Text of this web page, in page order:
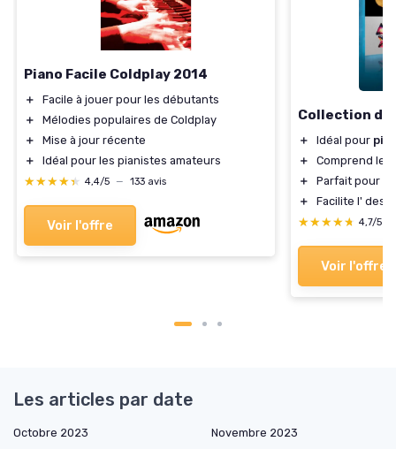
Piano Facile Coldplay 2014
＋
Facile à jouer pour les débutants
＋
Mélodies populaires de Coldplay
＋
Mise à jour récente
＋
Idéal pour les pianistes amateurs
★★★★★
★★★★★ 4,4/5 — 133 avis
Voir l'offre
Collection
＋ Idéal pour
＋
Comprend les
＋
Parfait pour
＋
Facilite l' des
★★★★★
★★★★★ 4,7/5
Voir l'offre
Les articles par date
Octobre 2023
Novembre 2023